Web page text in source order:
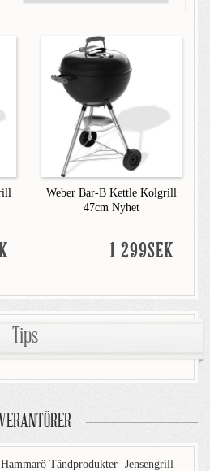
Weber Bar-B Kettle Kolgrill
47cm Nyhet
1 299SEK
Tips
Hammarö Tändprodukter Jensengrill